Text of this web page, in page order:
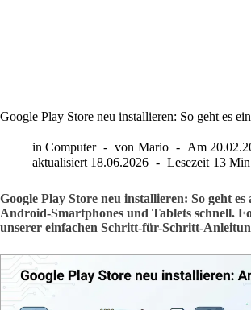
Google Play Store neu installieren: So geht es
in Computer von Mario Am
aktualisiert 18.06.2026 Lesezeit 13 Min
Google Play Store neu installieren: So geht es
Android-Smartphones und Tablets schnell.
unserer einfachen Schritt-für-Schritt-